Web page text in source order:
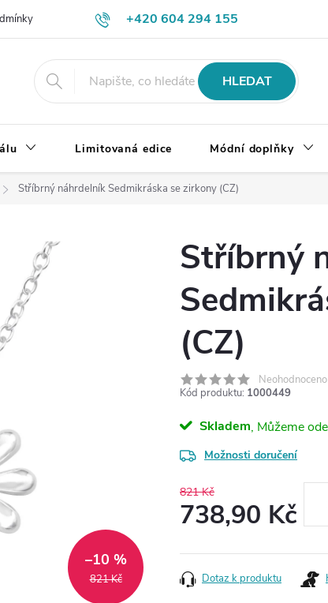
+420 604 294 155
Výměna, vrácení a reklamace zboží
HLEDAT
Limitovaná edice Módní doplňky
Stříbrný náhrdelník Sedmikráska se zirkony (CZ)
821 Kč
–10 %
Stříbrný
(CZ)
Neohodnoceno
Kód produktu: 1000449
Skladem
Možnosti doručení
821 Kč
738,90 Kč
cena:
Dotaz k produktu